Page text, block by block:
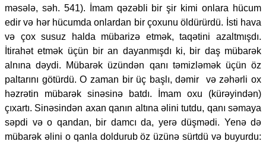
məsələ, səh. 541). İmam qəzəbli bir şir kimi onlara hücum
edir və hər hücumda onlardan bir çoxunu öldürürdü. İsti hava
və çox susuz halda mübarizə etmək, taqətini azaltmışdı.
İtirahət etmək üçün bir an dayanmışdı ki, bir daş mübarək
alnına dəydi. Mübarək üzündən qanı təmizləmək üçün öz
paltarını götürdü. O zaman bir üç başlı, dəmir və zəhərli ox
həzrətin mübarək sinəsinə batdı. İmam oxu (kürəyindən)
çıxartı. Sinəsindən axan qanın altına əlini tutdu, qanı səmaya
səpdi və o qandan, bir damcı da, yerə düşmədi. Yenə də
mübarək əlini o qanla doldurub öz üzünə sürtdü və buyurdu: